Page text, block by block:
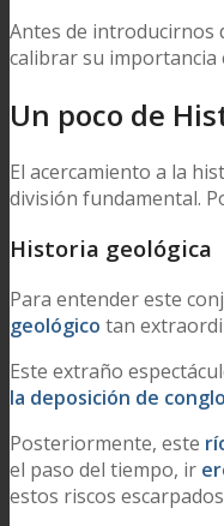
Antes de introducirnos
calibrar su importancia
Un poco de
El acercamiento a la
división fundamental.
Historia geológica
Para entender este
geológico tan
Este extraño
la deposición de
Posteriormente, este
el paso del tiempo, ir
estos riscos